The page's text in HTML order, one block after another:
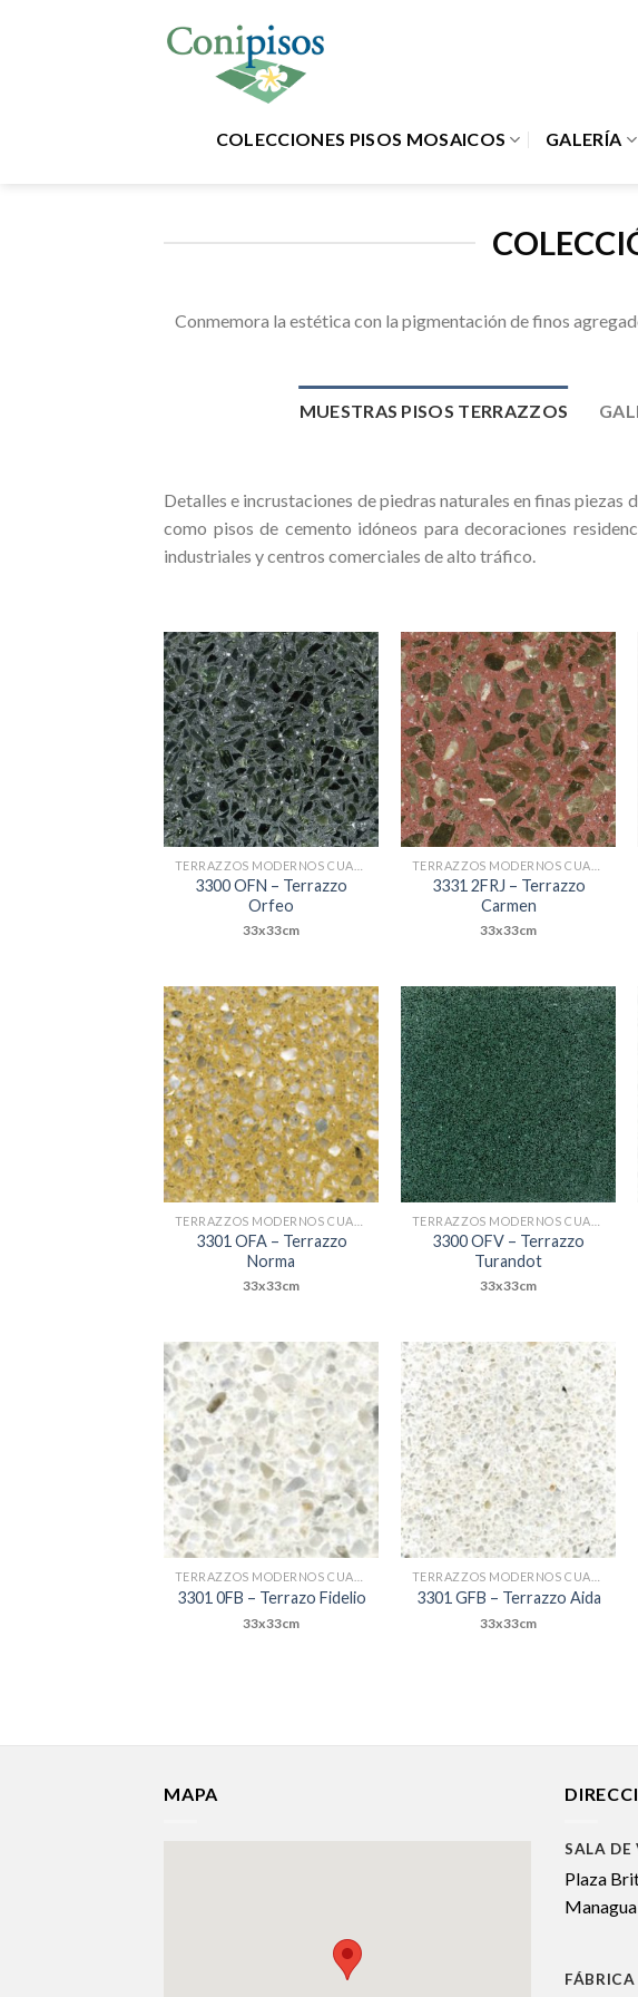
COLECCIONES PISOS MOSAICOS GALERÍA
Conmemora la estética con la pigmentación de finos
MUESTRAS PISOS TERRAZZOS
Detalles e incrustaciones de piedras naturales en finas
como pisos de cemento idóneos para decoraciones
industriales y centros comerciales de alto tráfico.
Add to
Wishlist
3300 OFN – Terrazzo
Orfeo
33x33cm
Add to
Wishlist
3331 2FRJ – Terrazzo
Carmen
33x33cm
Add to
Wishlist
3301 OFA – Terrazzo
Norma
33x33cm
Add to
Wishlist
3300 OFV – Terrazzo
Turandot
33x33cm
Add to
Wishlist
3301 0FB – Terrazo Fidelio
33x33cm
Add to
Wishlist
3301 GFB – Terrazzo Aida
33x33cm
MAPA
SALA DE
Plaza
Managua
FÁBRICA